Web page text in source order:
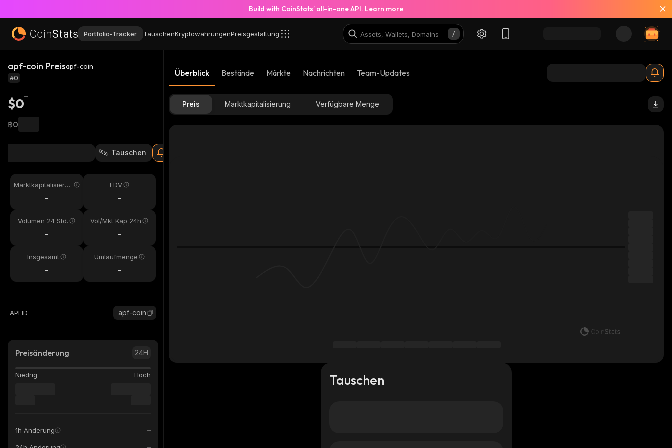
Build with CoinStats’ all-in-one API. Learn more
Portfolio-Tracker TauschenKryptowährungenPreisgestaltung
apf-coin Preisapf-coin
#0
$0
฿0
Tauschen
Marktkapitalisieru
-
FDV
-
Volumen 24 Std.
-
Vol/Mkt Kap 24h
-
Insgesamt
-
Umlaufmenge
-
API ID apf-coin
Preisänderung 24H
Niedrig Hoch
1h Änderung
Überblick Bestände Märkte Nachrichten Team-Updates
Preis Marktkapitalisierung Verfügbare Menge
Tauschen